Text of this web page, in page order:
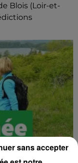
Blois (Loir-et-
sans accepter